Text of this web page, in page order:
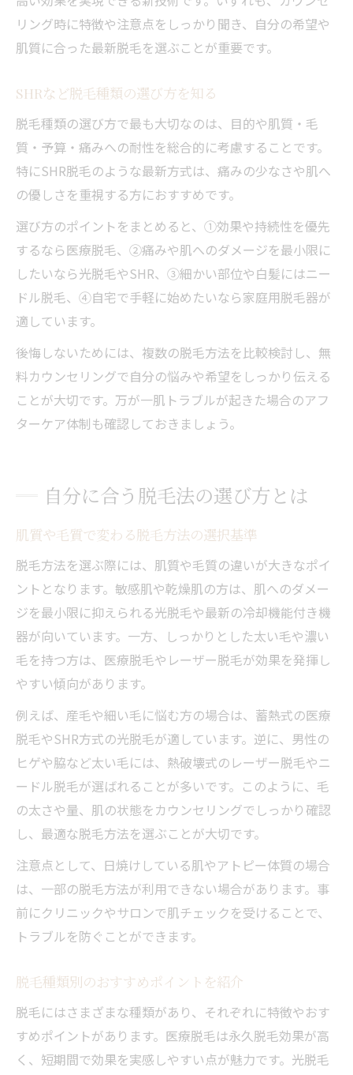
リング時に特徴や注意点をしっかり聞き、自分の希望や
肌質に合った最新脱毛を選ぶことが重要です。
SHRなど脱毛種類の選び方を知る
脱毛種類の選び方で最も大切なのは、目的や肌質・毛
質・予算・痛みへの耐性を総合的に考慮することです。
特にSHR脱毛のような最新方式は、痛みの少なさや肌へ
の優しさを重視する方におすすめです。
選び方のポイントをまとめると、①効果や持続性を優先
するなら医療脱毛、②痛みや肌へのダメージを最小限に
したいなら光脱毛やSHR、③細かい部位や白髪にはニー
ドル脱毛、④自宅で手軽に始めたいなら家庭用脱毛器が
適しています。
後悔しないためには、複数の脱毛方法を比較検討し、無
料カウンセリングで自分の悩みや希望をしっかり伝える
ことが大切です。万が一肌トラブルが起きた場合のアフ
ターケア体制も確認しておきましょう。
自分に合う脱毛法の選び方とは
肌質や毛質で変わる脱毛方法の選択基準
脱毛方法を選ぶ際には、肌質や毛質の違いが大きなポイ
ントとなります。敏感肌や乾燥肌の方は、肌へのダメー
ジを最小限に抑えられる光脱毛や最新の冷却機能付き機
器が向いています。一方、しっかりとした太い毛や濃い
毛を持つ方は、医療脱毛やレーザー脱毛が効果を発揮し
やすい傾向があります。
例えば、産毛や細い毛に悩む方の場合は、蓄熱式の医療
脱毛やSHR方式の光脱毛が適しています。逆に、男性の
ヒゲや脇など太い毛には、熱破壊式のレーザー脱毛やニ
ードル脱毛が選ばれることが多いです。このように、毛
の太さや量、肌の状態をカウンセリングでしっかり確認
し、最適な脱毛方法を選ぶことが大切です。
注意点として、日焼けしている肌やアトピー体質の場合
は、一部の脱毛方法が利用できない場合があります。事
前にクリニックやサロンで肌チェックを受けることで、
トラブルを防ぐことができます。
脱毛種類別のおすすめポイントを紹介
脱毛にはさまざまな種類があり、それぞれに特徴やおす
すめポイントがあります。医療脱毛は永久脱毛効果が高
く、短期間で効果を実感しやすい点が魅力です。光脱毛